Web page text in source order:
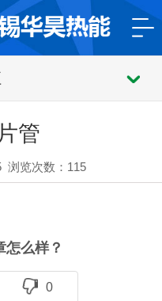
管
浏览次数： 115
怎么样？
0